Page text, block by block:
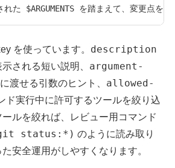
れた $ARGUMENTS を踏まえて、変更点を
を使っています。 description
される短い説明、 argument-
渡せる引数のヒント、 allowed-
ド実行中に許可するツールを絞り込
ルを絞れば、レビュー用コマンド
status:*) のように読み取り
安全運用がしやすくなります。